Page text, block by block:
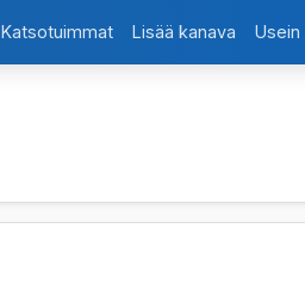
Katsotuimmat Lisää kanava